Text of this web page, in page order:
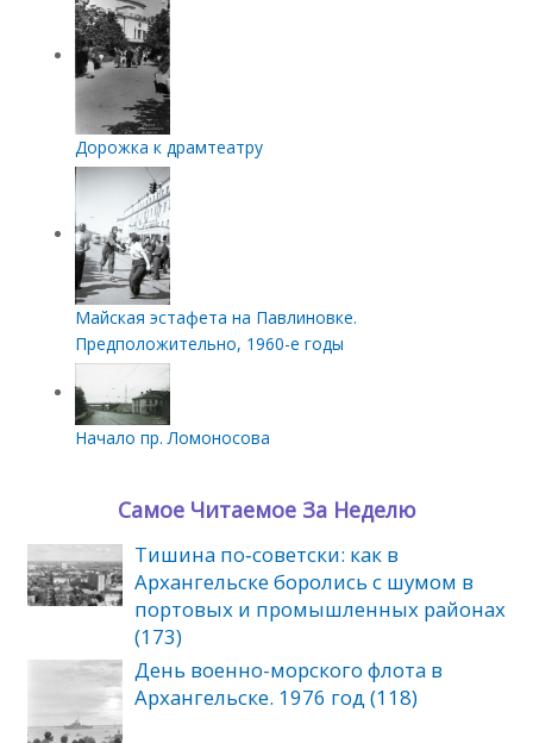
Дорожка к драмтеатру
Майская эстафета на Павлиновке.
Предположительно, 1960-е годы
Начало пр. Ломоносова
Самое Читаемое За Неделю
Тишина по‑советски: как в
Архангельске боролись с шумом в
портовых и промышленных районах
(173)
День военно-морского флота в
Архангельске. 1976 год (118)